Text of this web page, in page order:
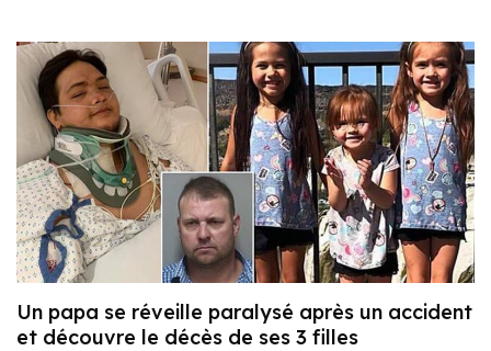
Un papa se réveille paralysé après un accident
et découvre le décès de ses 3 filles